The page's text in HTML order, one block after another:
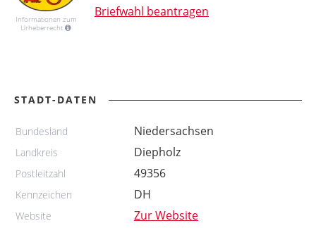
Informationen zum
Urheberrecht
Briefwahl beantragen
STADT-DATEN
Bundesland Niedersachsen
Landkreis Diepholz
Postleitzahl 49356
Kennzeichen DH
Website Zur Website